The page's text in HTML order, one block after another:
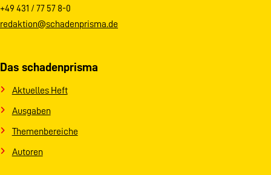
+49 431 / 77 57 8-0
redaktion@schadenprisma.de
Das schadenprisma
Aktuelles Heft
Ausgaben
Themenbereiche
Autoren